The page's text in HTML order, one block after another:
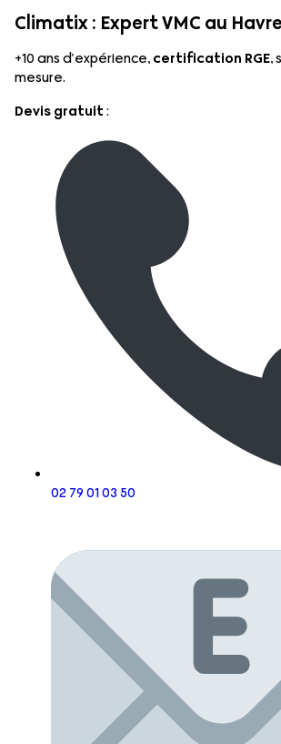
Climatix : Expert VMC au Havre
+10 ans d’expérience,certification RGE,
mesure.
Devis gratuit:
02 79 01 03 50